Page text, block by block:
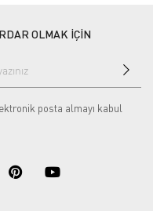
OLMAK İÇİN
posta almayı kabul